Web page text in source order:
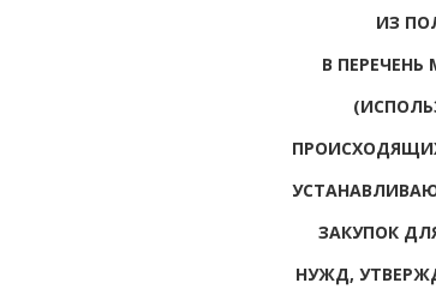
ИЗ
В
ЗАКУПОК
НУЖД,